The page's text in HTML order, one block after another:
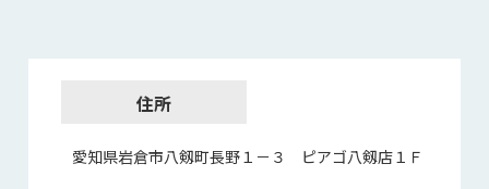
住所
愛知県岩倉市八剱町長野１－３ ピアゴ八剱店１Ｆ